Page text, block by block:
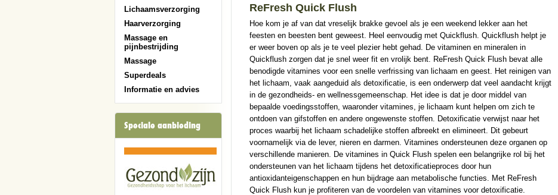
Lichaamsverzorging
Haarverzorging
Massage en
pijnbestrijding
Massage
Superdeals
Informatie en advies
Speciale aanbieding
ReFresh Quick Flush
Hoe kom je af van dat vreselijk brakke gevoel als je een weekend lekker aan het
feesten en beesten bent geweest. Heel eenvoudig met Quickflush. Quickflush helpt je
er weer boven op als je te veel plezier hebt gehad. De vitaminen en mineralen in
Quickflush zorgen dat je snel weer fit en vrolijk bent. ReFresh Quick Flush bevat alle
benodigde vitamines voor een snelle verfrissing van lichaam en geest. Het reinigen van
het lichaam, vaak aangeduid als detoxificatie, is een onderwerp dat veel aandacht krijgt
in de gezondheids- en wellnessgemeenschap. Het idee is dat je door middel van
bepaalde voedingsstoffen, waaronder vitamines, je lichaam kunt helpen om zich te
ontdoen van gifstoffen en andere ongewenste stoffen. Detoxificatie verwijst naar het
proces waarbij het lichaam schadelijke stoffen afbreekt en elimineert. Dit gebeurt
voornamelijk via de lever, nieren en darmen. Vitamines ondersteunen deze organen op
verschillende manieren. De vitamines in Quick Flush spelen een belangrijke rol bij het
ondersteunen van het lichaam tijdens het detoxificatieproces door hun
antioxidanteigenschappen en hun bijdrage aan metabolische functies. Met ReFresh
Quick Flush kun je profiteren van de voordelen van vitamines voor detoxificatie.